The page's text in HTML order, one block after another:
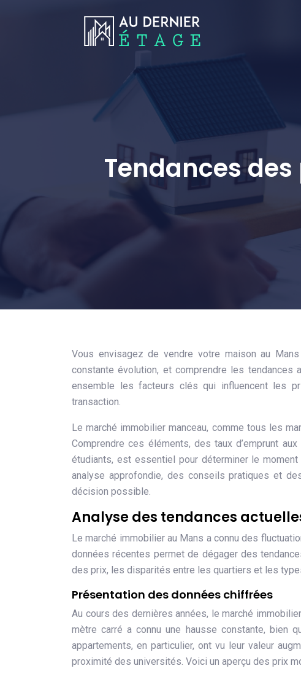
Tendances
Vous envisagez de vendre votre maison au
constante évolution, et comprendre les
ensemble les facteurs clés qui influencent les
transaction.
Le marché immobilier manceau, comme tous les
Comprendre ces éléments, des taux d’emprunt
étudiants, est essentiel pour déterminer le
analyse approfondie, des conseils pratiques et
décision possible.
Analyse des tendances
Le marché immobilier au Mans a connu des
données récentes permet de dégager des
des prix, les disparités entre les quartiers et les
Présentation des données chiffrées
Au cours des dernières années, le marché
mètre carré a connu une hausse constante, bien
appartements, en particulier, ont vu leur valeur
proximité des universités. Voici un aperçu des prix